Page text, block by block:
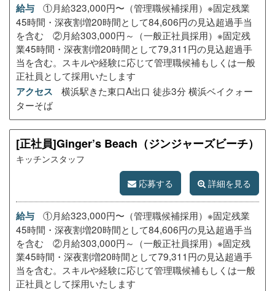
給与
①月給323,000円〜（管理職候補採用）※固定残業
45時間・深夜割増20時間として84,606円の見込超過手当
を含む ②月給303,000円～（一般正社員採用）※固定残
業45時間・深夜割増20時間として79,311円の見込超過手
当を含む。スキルや経験に応じて管理職候補もしくは一般
正社員として採用いたします
アクセス
横浜駅きた東口A出口 徒歩3分 横浜ベイクォー
ターそば
[正社員]Ginger’s Beach（ジンジャーズビーチ）
キッチンスタッフ
応募する
詳細を見る
給与
①月給323,000円〜（管理職候補採用）※固定残業
45時間・深夜割増20時間として84,606円の見込超過手当
を含む ②月給303,000円～（一般正社員採用）※固定残
業45時間・深夜割増20時間として79,311円の見込超過手
当を含む。スキルや経験に応じて管理職候補もしくは一般
正社員として採用いたします